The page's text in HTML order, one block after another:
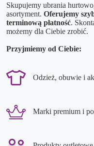
Skupujemy ubrania
asortyment.Oferujemy
terminową płatność.
możemy dla Ciebie zrobić.
Przyjmiemy od Ciebie:
Odzież, obuwie i
Marki premium i